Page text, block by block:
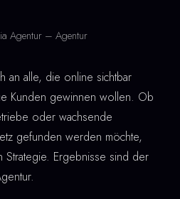
Agentur – Agentur
an alle, die online sichtbar
Kunden gewinnen wollen. Ob
oder wachsende
gefunden werden möchte,
Ergebnisse sind der